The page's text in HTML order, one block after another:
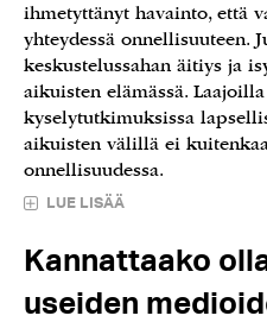
ihmetyttänyt havainto, että
yhteydessä onnellisuuteen.
keskustelussahan äitiys ja
aikuisten elämässä.
kyselytutkimuksissa
aikuisten välillä ei
onnellisuudessa.
LUE LISÄÄ
Kannattaako
useiden